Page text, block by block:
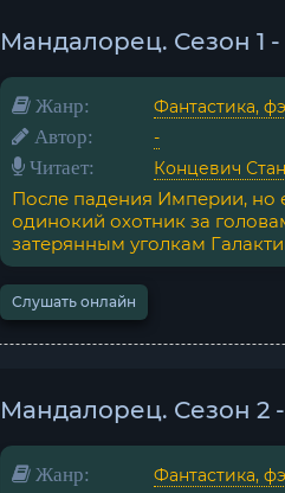
Мандалорец. Сезон
Жанр: Фантастика,
Автор: -
Читает: Концевич
После падения Империи, но
одинокий охотник за
затерянным уголкам
Слушать онлайн
Мандалорец. Сезон
Жанр: Фантастика,